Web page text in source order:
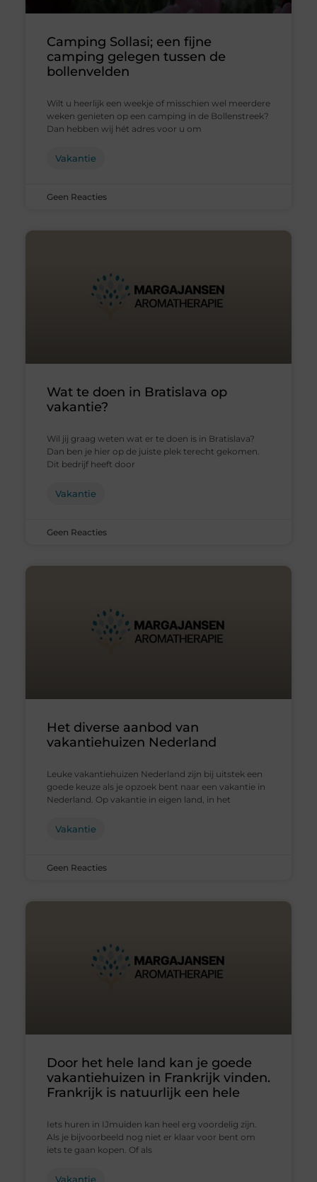
Camping Sollasi; een fijne
camping gelegen tussen de
bollenvelden
Wilt u heerlijk een weekje of misschien wel meerdere
weken genieten op een camping in de Bollenstreek?
Dan hebben wij hét adres voor u om
Vakantie
Geen Reacties
Wat te doen in Bratislava op
vakantie?
Wil jij graag weten wat er te doen is in Bratislava?
Dan ben je hier op de juiste plek terecht gekomen.
Dit bedrijf heeft door
Vakantie
Geen Reacties
Het diverse aanbod van
vakantiehuizen Nederland
Leuke vakantiehuizen Nederland zijn bij uitstek een
goede keuze als je opzoek bent naar een vakantie in
Nederland. Op vakantie in eigen land, in het
Vakantie
Geen Reacties
Door het hele land kan je goede
vakantiehuizen in Frankrijk vinden.
Frankrijk is natuurlijk een hele
Iets huren in IJmuiden kan heel erg voordelig zijn.
Als je bijvoorbeeld nog niet er klaar voor bent om
iets te gaan kopen. Of als
Vakantie